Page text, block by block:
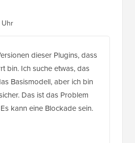
Uhr
dieser Plugins, dass
bin. Ich suche etwas, das
Basismodell, aber ich bin
Das ist das Problem
kann eine Blockade sein.